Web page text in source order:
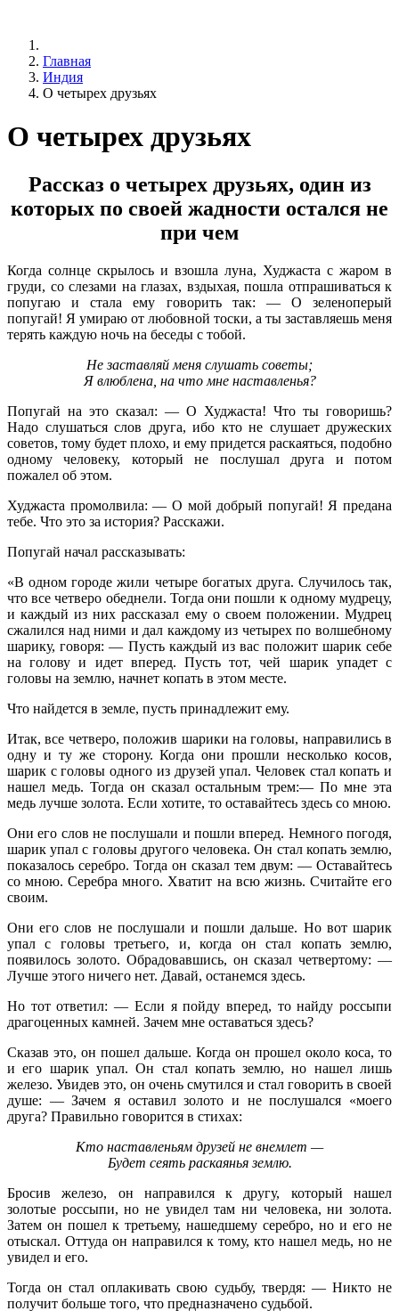
Главная
Индия
О четырех друзьях
О четырех друзьях
Рассказ о четырех друзьях, один из
которых по своей жадности остался не
при чем
Когда солнце скрылось и взошла луна, Худжаста с жаром в
груди, со слезами на глазах, вздыхая, пошла отпрашиваться к
попугаю и стала ему говорить так: — О зеленоперый
попугай! Я умираю от любовной тоски, а ты заставляешь меня
терять каждую ночь на беседы с тобой.
Не заставляй меня слушать советы;
Я влюблена, на что мне наставленья?
Попугай на это сказал: — О Худжаста! Что ты говоришь?
Надо слушаться слов друга, ибо кто не слушает дружеских
советов, тому будет плохо, и ему придется раскаяться, подобно
одному человеку, который не послушал друга и потом
пожалел об этом.
Худжаста промолвила: — О мой добрый попугай! Я предана
тебе. Что это за история? Расскажи.
Попугай начал рассказывать:
«В одном городе жили четыре богатых друга. Случилось так,
что все четверо обеднели. Тогда они пошли к одному мудрецу,
и каждый из них рассказал ему о своем положении. Мудрец
сжалился над ними и дал каждому из четырех по волшебному
шарику, говоря: — Пусть каждый из вас положит шарик себе
на голову и идет вперед. Пусть тот, чей шарик упадет с
головы на землю, начнет копать в этом месте.
Что найдется в земле, пусть принадлежит ему.
Итак, все четверо, положив шарики на головы, направились в
одну и ту же сторону. Когда они прошли несколько косов,
шарик с головы одного из друзей упал. Человек стал копать и
нашел медь. Тогда он сказал остальным трем:— По мне эта
медь лучше золота. Если хотите, то оставайтесь здесь со мною.
Они его слов не послушали и пошли вперед. Немного погодя,
шарик упал с головы другого человека. Он стал копать землю,
показалось серебро. Тогда он сказал тем двум: — Оставайтесь
со мною. Серебра много. Хватит на всю жизнь. Считайте его
своим.
Они его слов не послушали и пошли дальше. Но вот шарик
упал с головы третьего, и, когда он стал копать землю,
появилось золото. Обрадовавшись, он сказал четвертому: —
Лучше этого ничего нет. Давай, останемся здесь.
Но тот ответил: — Если я пойду вперед, то найду россыпи
драгоценных камней. Зачем мне оставаться здесь?
Сказав это, он пошел дальше. Когда он прошел около коса, то
и его шарик упал. Он стал копать землю, но нашел лишь
железо. Увидев это, он очень смутился и стал говорить в своей
душе: — Зачем я оставил золото и не послушался «моего
друга? Правильно говорится в стихах:
Кто наставленьям друзей не внемлет —
Будет сеять раскаянья землю.
Бросив железо, он направился к другу, который нашел
золотые россыпи, но не увидел там ни человека, ни золота.
Затем он пошел к третьему, нашедшему серебро, но и его не
отыскал. Оттуда он направился к тому, кто нашел медь, но не
увидел и его.
Тогда он стал оплакивать свою судьбу, твердя: — Никто не
получит больше того, что предназначено судьбой.